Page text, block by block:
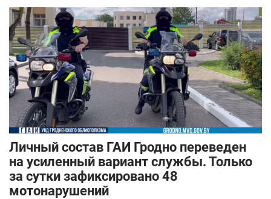
Личный состав ГАИ Гродно переведен
на усиленный вариант службы. Только
за сутки зафиксировано 48
мотонарушений